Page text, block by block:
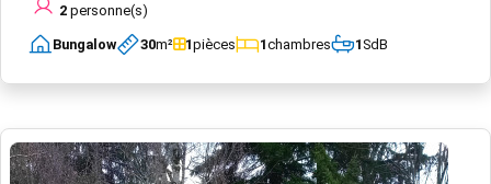
2 personne(s)
Bungalow 30m² 1pièces 1chambres 1SdB